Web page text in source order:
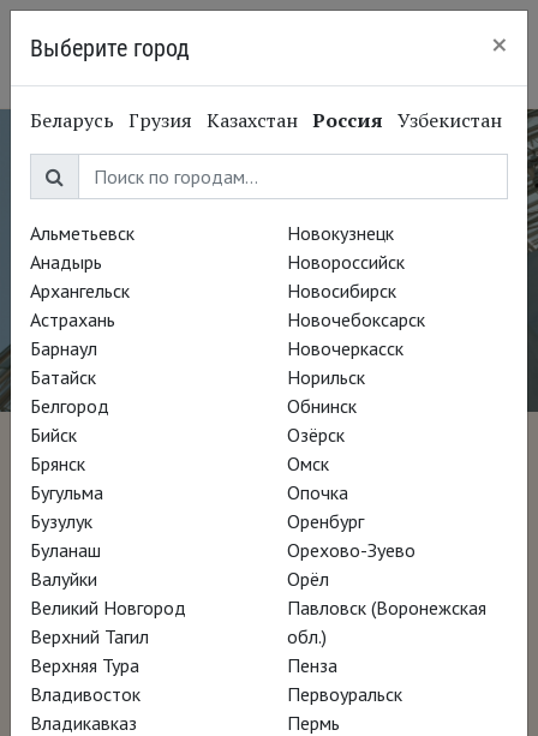
В мастерской Ренцо
Пиано
Режиссёр Клаудиа Адранья, Давиде Фойс, Франческа
Мольтени
Медитативное путешествие в мир одного
из самых известных архитектурных бюро
Выберите город ×
Беларусь Грузия Казахстан Россия Узбекистан
Альметьевск
Анадырь
Архангельск
Астрахань
Барнаул
Батайск
Белгород
Бийск
Брянск
Бугульма
Бузулук
Буланаш
Валуйки
Великий Новгород
Верхний Тагил
Верхняя Тура
Владивосток
Владикавказ
Новокузнецк
Новороссийск
Новосибирск
Новочебоксарск
Новочеркасск
Норильск
Обнинск
Озёрск
Омск
Опочка
Оренбург
Орехово-Зуево
Орёл
Павловск (Воронежская
обл.)
Пенза
Первоуральск
Пермь